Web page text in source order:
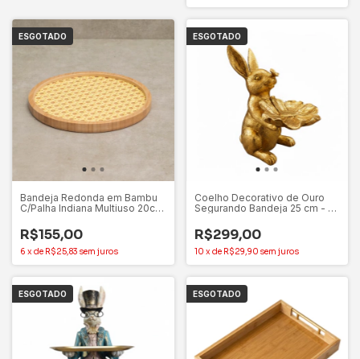
ESGOTADO
Bandeja Redonda em Bambu
C/Palha Indiana Multiuso 20cm
R$155,00
6 xde R$25,83 sem juros
ESGOTADO
Coelho Decorativo de Ouro
Segurando Bandeja 25 cm - 1
R$299,00
10 xde R$29,90 sem juros
ESGOTADO ESGOTADO